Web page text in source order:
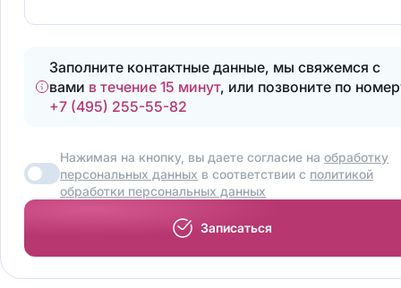
Заполните контактные данные, мы свяжемся с
вами в течение 15 минут, или позвоните по
+7 (495) 255-55-82
Нажимая на кнопку, вы даете согласие наобработку
персональных данных в соответствии с политикой
обработки персональных данных
Записаться